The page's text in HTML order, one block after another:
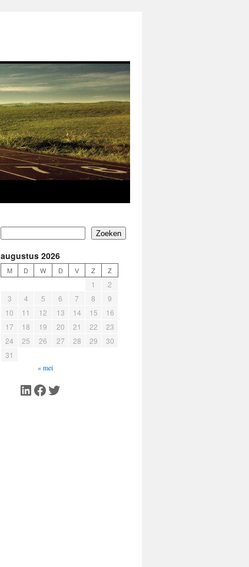
Zoeken
augustus 2026
M D W D V Z Z
1
2
3
4 5 6 7 8
9
10
11 12 13 14 15
16
17
18 19 20 21 22
23
24
25 26 27 28 29
30
31
« mei
LinkedIn
Facebook
Twitter